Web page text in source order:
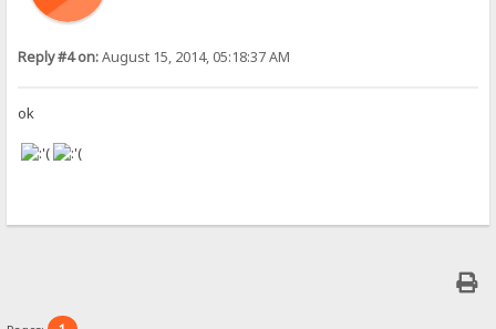
Reply #4 on:August 15, 2014, 05:18:37 AM
ok